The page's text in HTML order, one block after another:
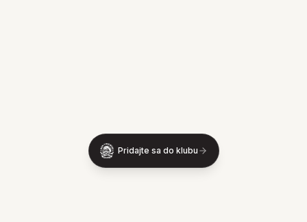
Pridajte sa do klubu